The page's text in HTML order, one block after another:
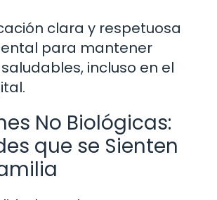
clara y respetuosa
para mantener
incluso en el
No Biológicas:
que se Sienten